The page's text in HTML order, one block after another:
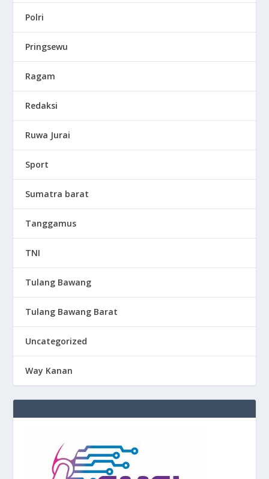
Polri
Pringsewu
Ragam
Redaksi
Ruwa Jurai
Sport
Sumatra barat
Tanggamus
TNI
Tulang Bawang
Tulang Bawang Barat
Uncategorized
Way Kanan